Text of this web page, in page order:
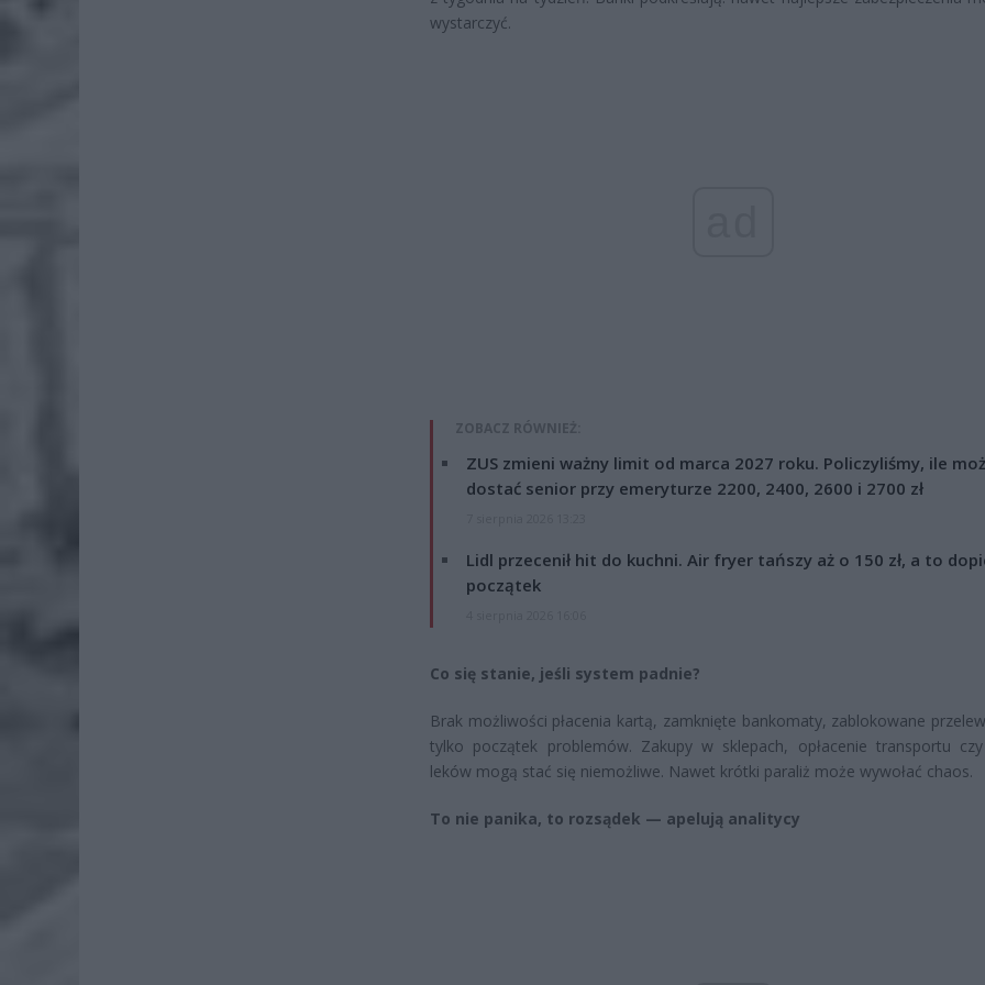
wystarczyć.
ZOBACZ RÓWNIEŻ:
ZUS zmieni ważny limit od marca 2027 roku. Policzyliśmy, ile
dostać senior przy emeryturze 2200, 2400, 2600 i 2700 zł
Lidl przecenił hit do kuchni. Air fryer tańszy aż o 150 zł, a to
początek
Co się stanie, jeśli system padnie?
Brak możliwości płacenia kartą, zamknięte bankomaty, zablokowane
tylko początek problemów. Zakupy w sklepach, opłacenie transportu
leków mogą stać się niemożliwe. Nawet krótki paraliż może wywołać chaos.
To nie panika, to rozsądek — apelują analitycy